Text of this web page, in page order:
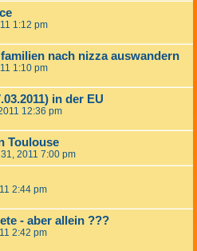
1:12 pm
nach nizza auswandern
1:10 pm
in der EU
12:36 pm
Toulouse
31, 2011 7:00 pm
2:44 pm
- aber allein ???
2:42 pm